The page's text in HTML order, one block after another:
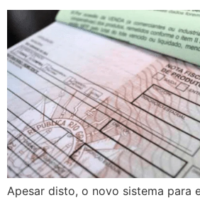
Apesar disto, o novo sistema para